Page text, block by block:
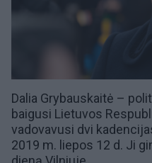
Dalia Grybauskaitė –
baigusi Lietuvos
vadovavusi dvi
2019 m. liepos 12 d. Ji